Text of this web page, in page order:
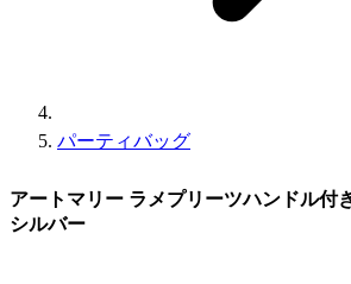
パーティバッグ
アートマリー ラメプリーツハンドル付
シルバー